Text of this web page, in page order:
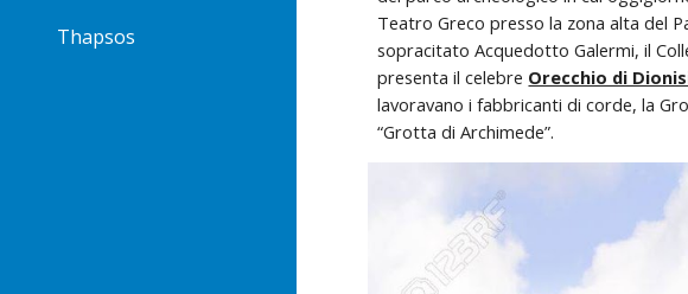
Thapsos
Teatro Greco presso la zona alta del
sopracitato Acquedotto Galermi, il
presenta il celebre Orecchio di
lavoravano i fabbricanti di corde, la
“Grotta di Archimede”.